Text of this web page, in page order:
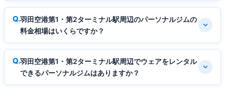
羽田空港第1・第2ターミナル駅周辺のパーソナルジムの
料金相場はいくらですか？
羽田空港第1・第2ターミナル駅周辺でウェアをレンタル
できるパーソナルジムはありますか？